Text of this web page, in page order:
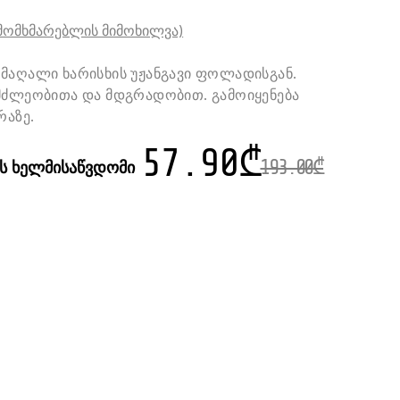
მიმოხილვა)
ხარისხის უჟანგავი ფოლადისგან.
და მდგრადობით. გამოიყენება
193.00₾
57.90₾
ხელმისაწვდომი